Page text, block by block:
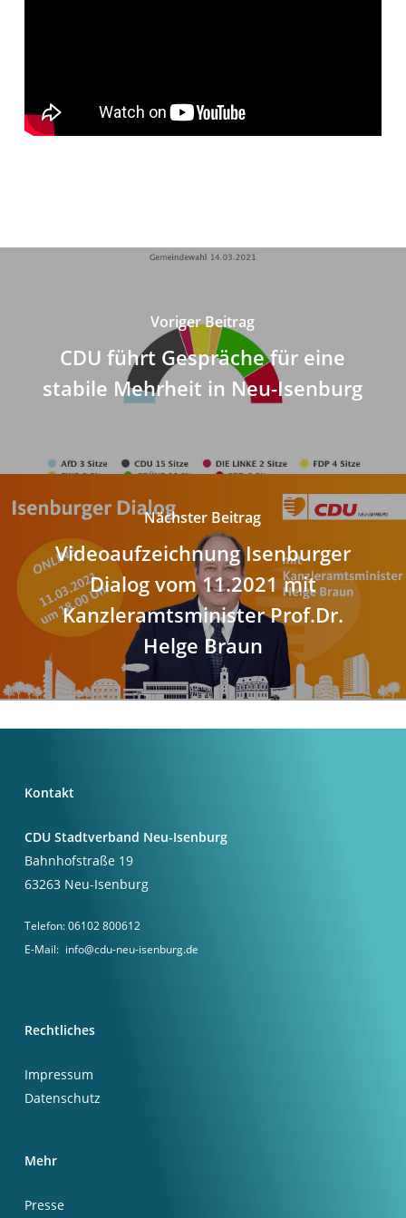
Voriger Beitrag
CDU führt Gespräche für eine
stabile Mehrheit in Neu-Isenburg
Nächster Beitrag
Videoaufzeichnung Isenburger
Dialog vom 11.2021 mit
Kanzleramtsminister Prof.Dr.
Helge Braun
Kontakt
CDU Stadtverband Neu-Isenburg
Bahnhofstraße 19
63263 Neu-Isenburg
Telefon:06102 800612
E-Mail: info@cdu-neu-isenburg.de
Rechtliches
Impressum
Datenschutz
Mehr
Presse